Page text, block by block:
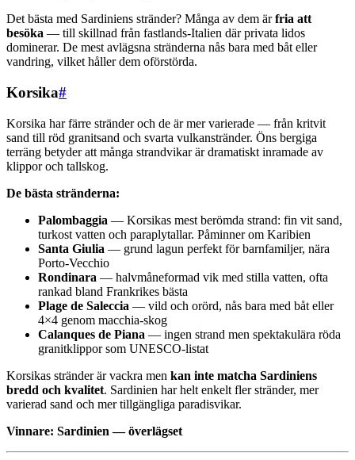
Det bästa med Sardiniens stränder? Många av dem ärfria att
besöka — till skillnad från fastlands-Italien där privata lidos
dominerar. De mest avlägsna stränderna nås bara med båt eller
vandring, vilket håller dem oförstörda.
Korsika#
Korsika har färre stränder och de är mer varierade — från kritvit
sand till röd granitsand och svarta vulkanstränder. Öns bergiga
terräng betyder att många strandvikar är dramatiskt inramade av
klippor och tallskog.
De bästa stränderna:
Palombaggia — Korsikas mest berömda strand: fin vit sand,
turkost vatten och paraplytallar. Påminner om Karibien
Santa Giulia — grund lagun perfekt för barnfamiljer, nära
Porto-Vecchio
Rondinara — halvmåneformad vik med stilla vatten, ofta
rankad bland Frankrikes bästa
Plage de Saleccia — vild och orörd, nås bara med båt eller
4×4 genom macchia-skog
Calanques de Piana — ingen strand men spektakulära röda
granitklippor som UNESCO-listat
Korsikas stränder är vackra men kan inte matcha Sardiniens
bredd och kvalitet. Sardinien har helt enkelt fler stränder, mer
varierad sand och mer tillgängliga paradisvikar.
Vinnare: Sardinien — överlägset